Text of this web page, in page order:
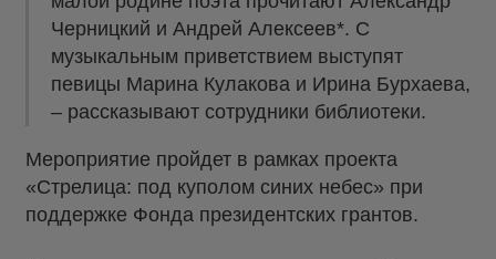
Черницкий и Андрей Алексеев*. С
музыкальным приветствием выступят
певицы Марина Кулакова и Ирина Бурхаева,
– рассказывают сотрудники библиотеки.
Мероприятие пройдет в рамках проекта
«Стрелица: под куполом синих небес» при
поддержке Фонда президентских грантов.